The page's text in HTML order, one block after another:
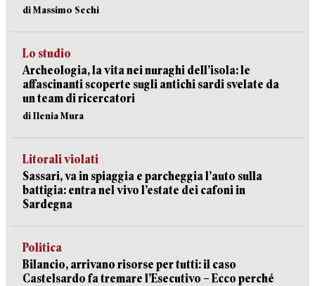
di Massimo Sechi
Lo studio
Archeologia, la vita nei nuraghi dell’isola: le
affascinanti scoperte sugli antichi sardi svelate da
un team di ricercatori
di Ilenia Mura
Litorali violati
Sassari, va in spiaggia e parcheggia l’auto sulla
battigia: entra nel vivo l’estate dei cafoni in
Sardegna
Politica
Bilancio, arrivano risorse per tutti: il caso
Castelsardo fa tremare l’Esecutivo – Ecco perché